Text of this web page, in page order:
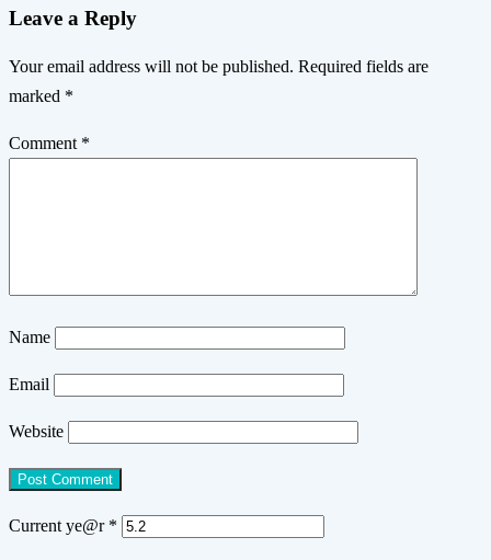
Leave a Reply
Your email address will not be published. Required fields are
marked *
Comment *
Name
Email
Website
Current ye@r *